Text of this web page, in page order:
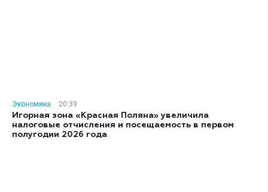
Экономика
20:39
Игорная зона «Красная Поляна» увеличила
налоговые отчисления и посещаемость в первом
полугодии 2026 года